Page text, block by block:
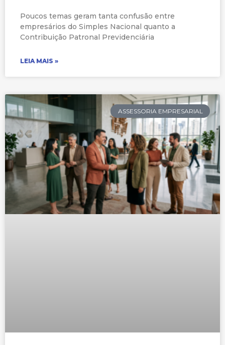
Poucos temas geram tanta confusão entre
empresários do Simples Nacional quanto a
Contribuição Patronal Previdenciária
LEIA MAIS »
ASSESSORIA EMPRESARIAL